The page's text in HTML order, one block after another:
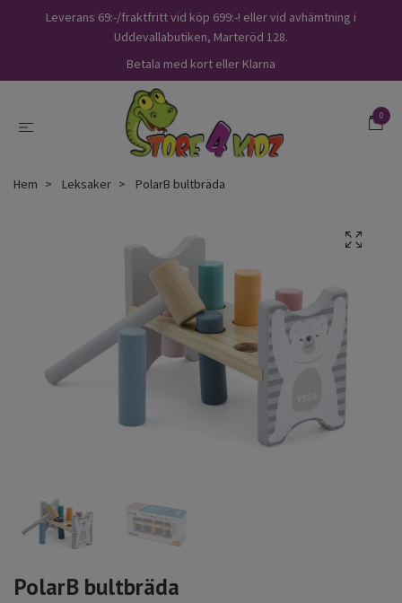
Leverans 69:-/fraktfritt vid köp 699:-! eller vid avhämtning i
Uddevallabutiken, Marteröd 128.
Betala med kort eller Klarna
0
Hem Leksaker PolarB bultbräda
PolarB bultbräda